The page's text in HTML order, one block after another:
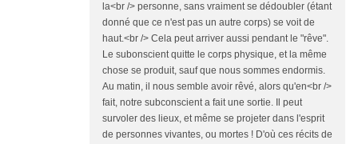
la<br /> personne, sans vraiment se dédoubler (étant
donné que ce n'est pas un autre corps) se voit de
haut.<br /> Cela peut arriver aussi pendant le "rêve".
Le subonscient quitte le corps physique, et la même
chose se produit, sauf que nous sommes endormis.
Au matin, il nous semble avoir rêvé, alors qu'en<br />
fait, notre subconscient a fait une sortie. Il peut
survoler des lieux, et même se projeter dans l'esprit
de personnes vivantes, ou mortes ! D'où ces récits de